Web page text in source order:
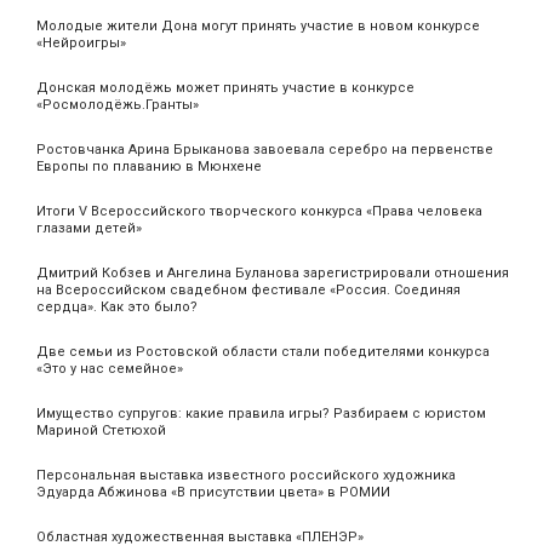
Молодые жители Дона могут принять участие в новом конкурсе
«Нейроигры»
Донская молодёжь может принять участие в конкурсе
«Росмолодёжь.Гранты»
Ростовчанка Арина Брыканова завоевала серебро на первенстве
Европы по плаванию в Мюнхене
Итоги V Всероссийского творческого конкурса «Права человека
глазами детей»
Дмитрий Кобзев и Ангелина Буланова зарегистрировали отношения
на Всероссийском свадебном фестивале «Россия. Соединяя
сердца». Как это было?
Две семьи из Ростовской области стали победителями конкурса
«Это у нас семейное»
Имущество супругов: какие правила игры? Разбираем с юристом
Мариной Стетюхой
Персональная выставка известного российского художника
Эдуарда Абжинова «В присутствии цвета» в РОМИИ
Областная художественная выставка «ПЛЕНЭР»